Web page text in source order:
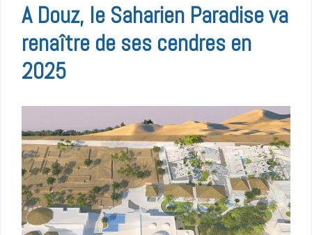
A Douz, le Saharien Paradise va
renaître de ses cendres en
2025